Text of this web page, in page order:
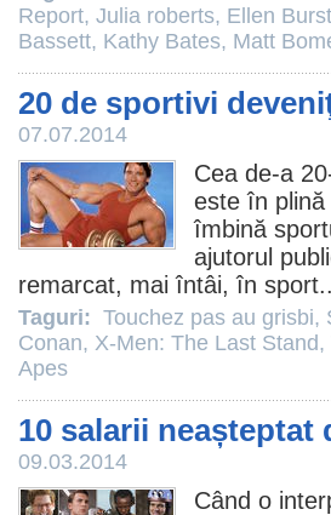
Report, Julia roberts, Ellen
Bassett, Kathy Bates, Matt
20 de sportivi
07.07.2014
Cea de-a
este în
îmbină
ajutorul
remarcat, mai întâi, în
Taguri: Touchez pas au grisbi,
Conan, X-Men: The Last Stand,
Apes
10 salarii
09.03.2014
Când o